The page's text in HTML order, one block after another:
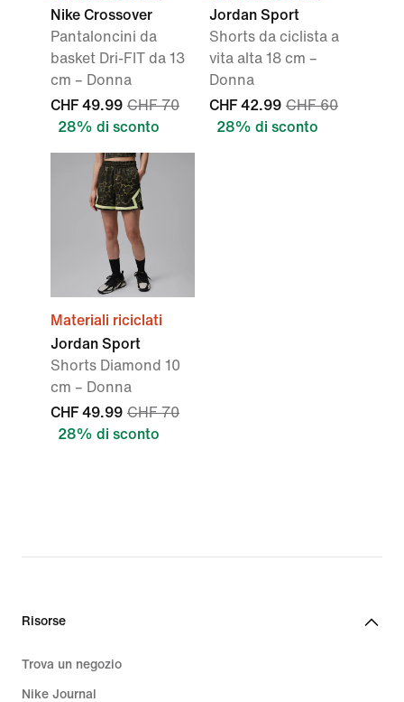
Nike Crossover
Pantaloncini da
basket Dri-FIT da 13
cm – Donna
CHF 49.99 CHF 70
28% di sconto
Jordan Sport
Shorts da ciclista a
vita alta 18 cm –
Donna
CHF 42.99 CHF 60
28% di sconto
Materiali riciclati
Jordan Sport
Shorts Diamond 10
cm – Donna
CHF 49.99 CHF 70
28% di sconto
Risorse
Trova un negozio
Nike Journal